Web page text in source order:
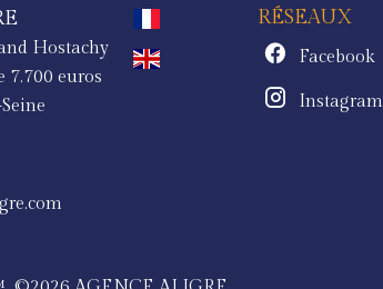
Hostachy
7.700 euros
RÉSEAUX
Facebook
Instagram